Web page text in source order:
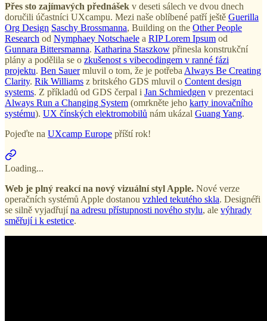
Přes sto zajímavých přednášek v deseti sálech ve dvou dnech
doručili účastníci UXcampu. Mezi naše oblíbené patří ještě Guerilla
Org Design Saschy Brossmanna, Building on the Other People
Research od Nymphaey Notschaele a RIP Lorem Ipsum od
Gunnara Bittersmanna. Katharina Staszkow přinesla konstrukční
plány a podělila se o zkušenost s vibecodingem v ranné fázi
projektu. Ben Sauermluvil o tom, že je potřeba Always Be Creating
Clarity. Rik Williams z britského GDS mluvil o Content design
systems. Z příkladů od GDS čerpal i Jan Schmiedgen v prezentaci
Always Run a Changing System (omrkněte jeho karty inovačního
systému). UX čínských elektromobilů nám ukázal Guang Yang.
Pojeďte na UXcamp Europe příští rok!
Loading...
Web je plný reakcí na nový vizuální styl Apple. Nové verze
operačních systémů Apple dostanou vzhled tekutého skla. Designéři
se silně vyjadřujína adresu přístupnosti nového stylu, ale výhrady
směřují i k estetice.